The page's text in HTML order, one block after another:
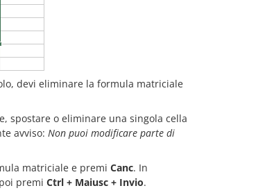
devi eliminare la formula matriciale
spostare o eliminare una singola cella
avviso: Non puoi modificare parte di
matriciale e premi Canc. In
premi Ctrl + Maiusc + Invio.